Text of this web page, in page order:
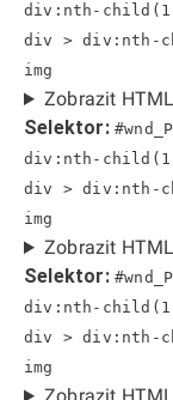
div:nth-
div > div:nth-
img
Zobrazit HTML
Selektor:
div:nth-
div > div:nth-
img
Zobrazit HTML
Selektor:
div:nth-
div > div:nth-
img